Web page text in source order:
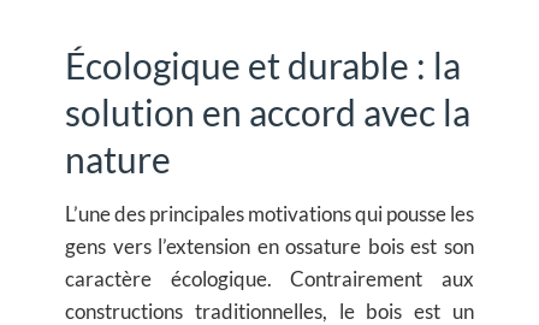
Écologique et durable : la
solution en accord avec la
nature
L’une des principales motivations qui pousse les
gens vers l’extension en ossature bois est son
caractère écologique. Contrairement aux
constructions traditionnelles, le bois est un